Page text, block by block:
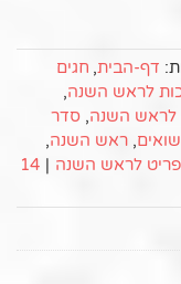
דף-הבית, חגים
לראש השנה,
לראש השנה, סדר
, ראש השנה,
לראש השנה |
14